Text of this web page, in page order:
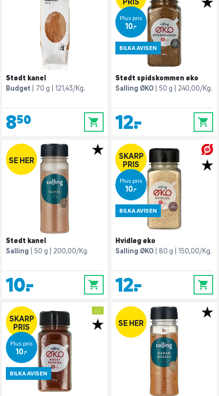
Stødt kanel
Budget
70 g 121,43/Kg.
8,50 0
Plus pris
10,-
BILKA AVISEN
Stødt spidskommen øko
Salling ØKO
50 g 240,00/Kg.
12,- 0
SE HER
Stødt kanel
Salling
50 g 200,00/Kg.
10,- 0
SKARP
PRIS
Plus pris
10,-
BILKA AVISEN
Hvidløg øko
Salling ØKO
80 g 150,00/Kg.
12,- 0
SKARP
PRIS
Plus pris
10,-
BILKA AVISEN
SE HER